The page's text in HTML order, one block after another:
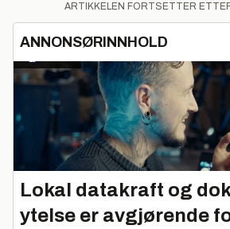
ARTIKKELEN FORTSETTER
ANNONSØRINNHOLD
Lokal datakraft og
ytelse er avgjørende